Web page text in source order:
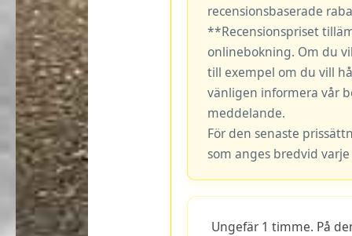
recensionsbaserade
**Recensionspriset
onlinebokning. Om du
till exempel om du vill
vänligen informera vår
meddelande.
För den senaste
som anges bredvid
Ungefär 1 timme. På